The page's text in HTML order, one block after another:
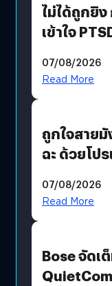
ไม่ได้ถูกยิ
เข้าใจ
07/08/2026
Read More
ถูกใจสายมั
ฉะ ด้วยโป
มีภาษาไทย
07/08/2026
Read More
Bose จัดเ